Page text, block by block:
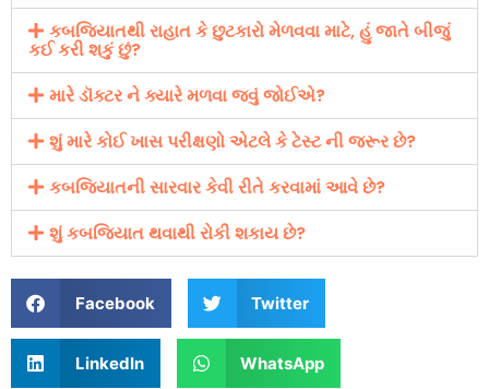
કબજિયાતથી રાહાત કે છુટકારો મેળવવા માટે, હું જાતે બીજું
કઈ કરી શકું છું?
મારે ડૉક્ટર ને ક્યારે મળવા જવું જોઈએ?
શું મારે કોઈ ખાસ પરીક્ષણો એટલે કે ટેસ્ટ ની જરૂર છે?
કબજિયાતની સારવાર કેવી રીતે કરવામાં આવે છે?
શું કબજિયાત થવાથી રોકી શકાય છે?
Facebook Twitter
LinkedIn WhatsApp